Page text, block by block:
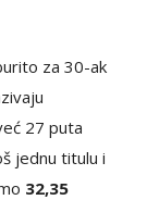
za 30-ak
27 puta
jednu titulu i
32,35